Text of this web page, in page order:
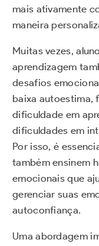
mais ativamente
maneira
Muitas vezes,
aprendizagem
desafios
baixa autoestima,
dificuldade em
dificuldades em
Por isso, é
também ensinem
emocionais que
gerenciar suas
autoconfiança.
Uma abordagem